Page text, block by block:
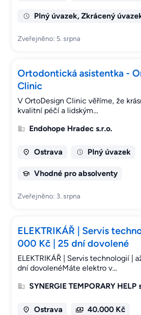
Plný úvazek, Zkrácený
Zveřejněno: 5. srpna
Ortodontická asistentka -
Clinic
V OrtoDesign Clinic věříme, že
kvalitní péčí a lidským…
Endohope Hradec s.r.o.
Ostrava Plný úvazek
Vhodné pro absolventy
Zveřejněno: 3. srpna
ELEKTRIKÁŘ | Servis
000 Kč | 25 dní dovolené
ELEKTRIKÁŘ | Servis technologií |
dní dovolenéMáte elektro v…
SYNERGIE TEMPORARY HELP
Ostrava 40.000 Kč